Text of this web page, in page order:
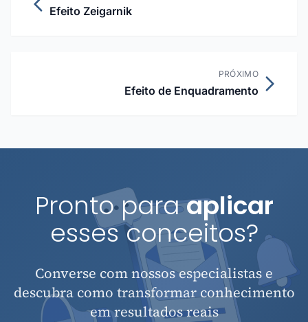
Efeito Zeigarnik
PRÓXIMO
Efeito de Enquadramento
Pronto paraaplicar
esses conceitos?
Converse com nossos especialistas e
descubra como transformar conhecimento
em resultados reais